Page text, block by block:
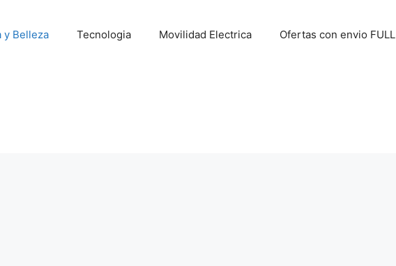
y Belleza Tecnologia Movilidad Electrica Ofertas con envio FULL